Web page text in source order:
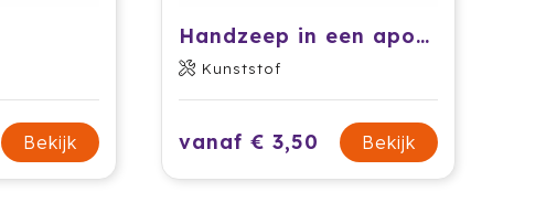
Bekijk
Handzeep in een apothekersfles
Kunststof
vanaf € 3,50 Bekijk